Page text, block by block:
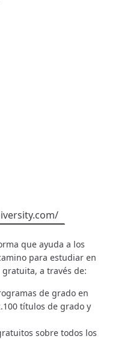
que ayuda a los
para estudiar en
a través de:
de grado en
títulos de grado y
sobre todos los